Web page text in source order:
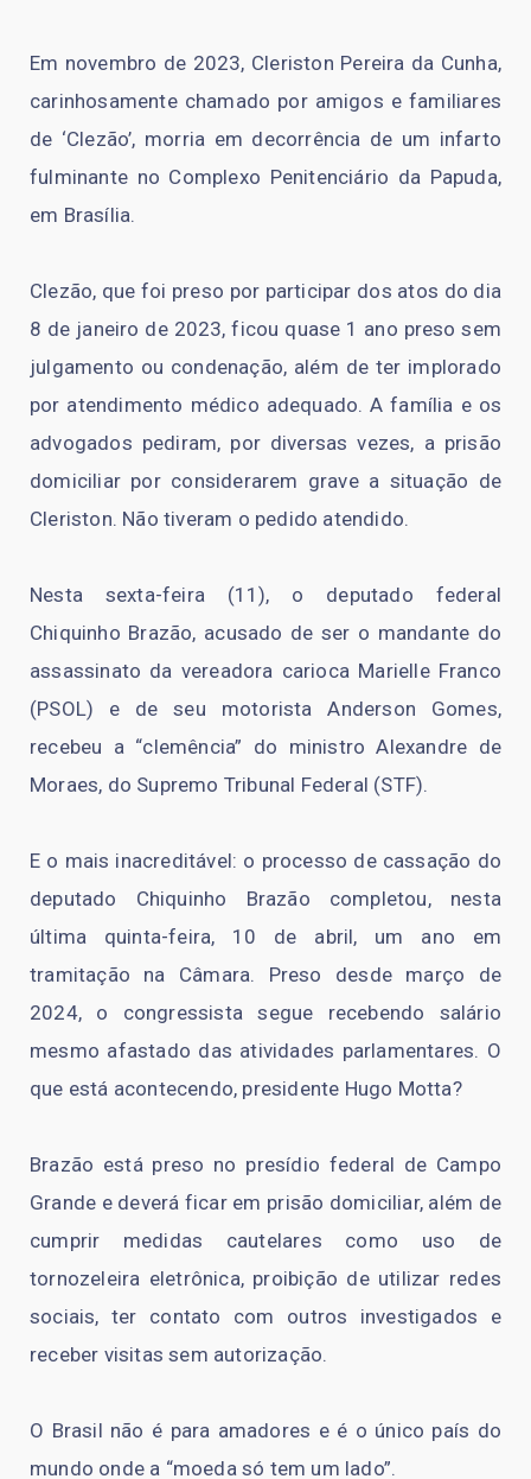
Em novembro de 2023, Cleriston Pereira da Cunha,
carinhosamente chamado por amigos e familiares
de ‘Clezão’, morria em decorrência de um infarto
fulminante no Complexo Penitenciário da Papuda,
em Brasília.
Clezão, que foi preso por participar dos atos do dia
8 de janeiro de 2023, ficou quase 1 ano preso sem
julgamento ou condenação, além de ter implorado
por atendimento médico adequado. A família e os
advogados pediram, por diversas vezes, a prisão
domiciliar por considerarem grave a situação de
Cleriston. Não tiveram o pedido atendido.
Nesta sexta-feira (11), o deputado federal
Chiquinho Brazão, acusado de ser o mandante do
assassinato da vereadora carioca Marielle Franco
(PSOL) e de seu motorista Anderson Gomes,
recebeu a “clemência” do ministro Alexandre de
Moraes, do Supremo Tribunal Federal (STF).
E o mais inacreditável: o processo de cassação do
deputado Chiquinho Brazão completou, nesta
última quinta-feira, 10 de abril, um ano em
tramitação na Câmara. Preso desde março de
2024, o congressista segue recebendo salário
mesmo afastado das atividades parlamentares. O
que está acontecendo, presidente Hugo Motta?
Brazão está preso no presídio federal de Campo
Grande e deverá ficar em prisão domiciliar, além de
cumprir medidas cautelares como uso de
tornozeleira eletrônica, proibição de utilizar redes
sociais, ter contato com outros investigados e
receber visitas sem autorização.
O Brasil não é para amadores e é o único país do
mundo onde a “moeda só tem um lado”.